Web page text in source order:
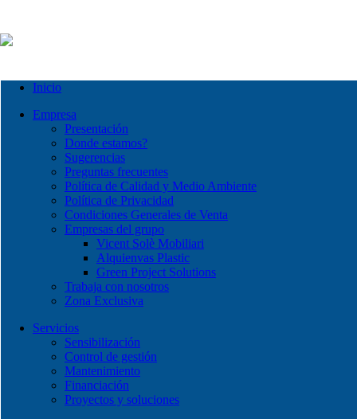
Inicio
Empresa
Presentación
Donde estamos?
Sugerencias
Preguntas frecuentes
Política de Calidad y Medio Ambiente
Política de Privacidad
Condiciones Generales de Venta
Empresas del grupo
Vicent Solè Mobiliari
Alquienvas Plastic
Green Project Solutions
Trabaja con nosotros
Zona Exclusiva
Servicios
Sensibilización
Control de gestión
Mantenimiento
Financiación
Proyectos y soluciones